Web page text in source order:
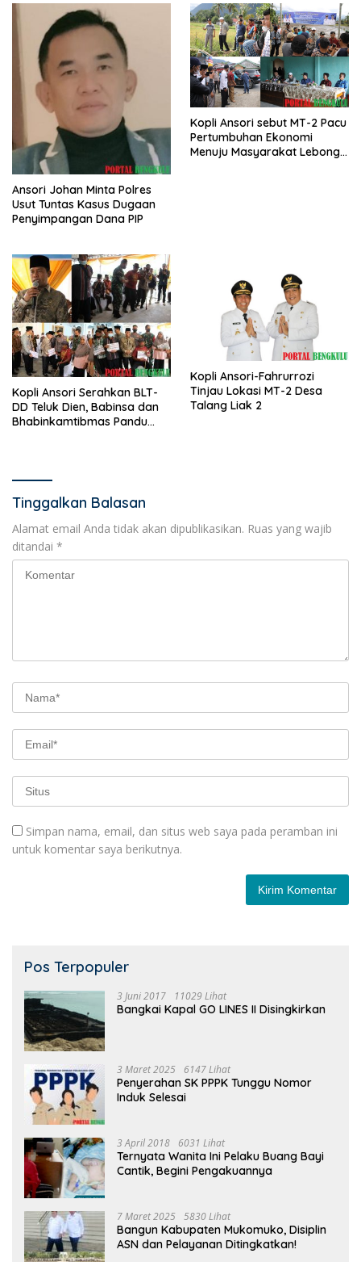
Ansori Johan Minta Polres
Usut Tuntas Kasus Dugaan
Penyimpangan Dana PIP
Kopli Ansori sebut MT-2 Pacu
Pertumbuhan Ekonomi
Menuju Masyarakat Lebong
Kopli Ansori Serahkan BLT-
DD Teluk Dien, Babinsa dan
Bhabinkamtibmas Pandu
Kopli Ansori-Fahrurrozi
Tinjau Lokasi MT-2 Desa
Talang Liak 2
Tinggalkan Balasan
Alamat email Anda tidak akan dipublikasikan. Ruas yang wajib
ditandai *
Simpan nama, email, dan situs web saya pada peramban ini
untuk komentar saya berikutnya.
Pos Terpopuler
3 Juni 2017 11029 Lihat
Bangkai Kapal GO LINES II Disingkirkan
3 Maret 2025 6147 Lihat
Penyerahan SK PPPK Tunggu Nomor
Induk Selesai
3 April 2018 6031 Lihat
Ternyata Wanita Ini Pelaku Buang Bayi
Cantik, Begini Pengakuannya
7 Maret 2025 5830 Lihat
Bangun Kabupaten Mukomuko, Disiplin
ASN dan Pelayanan Ditingkatkan!